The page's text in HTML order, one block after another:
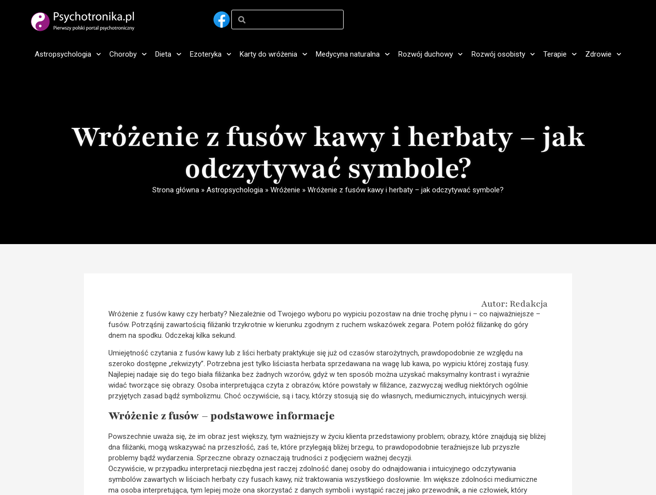
Astropsychologia Choroby Dieta Ezoteryka Karty do wróżenia Medycyna naturalna Rozwój duchowy Rozwój osobisty Terapie Zdrowie
Wróżenie z fusów kawy i herbaty – jak
odczytywać symbole?
Strona główna » Astropsychologia » Wróżenie » Wróżenie z fusów kawy i herbaty – jak odczytywać symbole?
Autor: Redakcja
Wróżenie z fusów kawy czy herbaty? Niezależnie od Twojego wyboru po wypiciu pozostaw na dnie trochę płynu i – co najważniejsze –
fusów. Potrząśnij zawartością filiżanki trzykrotnie w kierunku zgodnym z ruchem wskazówek zegara. Potem połóż filiżankę do góry
dnem na spodku. Odczekaj kilka sekund.
Umiejętność czytania z fusów kawy lub z liści herbaty praktykuje się już od czasów starożytnych, prawdopodobnie ze względu na
szeroko dostępne „rekwizyty”. Potrzebna jest tylko liściasta herbata sprzedawana na wagę lub kawa, po wypiciu której zostają fusy.
Najlepiej nadaje się do tego biała filiżanka bez żadnych wzorów, gdyż w ten sposób można uzyskać maksymalny kontrast i wyraźnie
widać tworzące się obrazy. Osoba interpretująca czyta z obrazów, które powstały w filiżance, zazwyczaj według niektórych ogólnie
przyjętych zasad bądź symbolizmu. Choć oczywiście, są i tacy, którzy stosują się do własnych, mediumicznych, intuicyjnych wersji.
Wróżenie z fusów – podstawowe informacje
Powszechnie uważa się, że im obraz jest większy, tym ważniejszy w życiu klienta przedstawiony problem; obrazy, które znajdują się bliżej
dna filiżanki, mogą wskazywać na przeszłość, zaś te, które przylegają bliżej brzegu, to prawdopodobnie teraźniejsze lub przyszłe
problemy bądź wydarzenia. Sprzeczne obrazy oznaczają trudności z podjęciem ważnej decyzji.
Oczywiście, w przypadku interpretacji niezbędna jest raczej zdolność danej osoby do odnajdowania i intuicyjnego odczytywania
symbolów zawartych w liściach herbaty czy fusach kawy, niż traktowania wszystkiego dosłownie. Im większe zdolności mediumiczne
ma osoba interpretująca, tym lepiej może ona skorzystać z danych symboli i wystąpić raczej jako przewodnik, a nie człowiek, który